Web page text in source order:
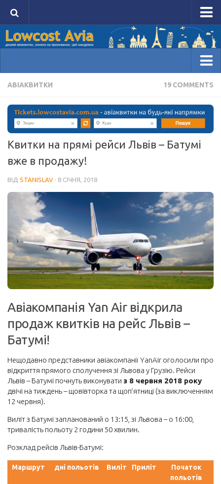
Головна сторінка Lowcost Avia
Блоги
Домівка
Авіаквитки
Авіаквитки лоукостів kiwi.com
Акції на авіаквитки
Проживання
Порівняти ціни на HotelsCombined
Забронювати на Booking.com
Корисне
Візи та безвіз
Інше
Блоги мандрівників
Новини
Автобуси
Поїзди
Про сайт
Забронювати
Авіаквитки на будь-який напрямок
Авіаквитки лоукостів
Автобусні квитки
АВІАКВИТКИ 19 COMMENTS
Квитки на прямі рейси Львів – Батумі
вже в продажу!
ВІД STANISLAV · 8 СІЧНЯ, 2018
Авіакомпанія Yan Air відкрила
продаж квитків на рейс Львів –
Батумі!
Нещодавно представники авіакомпанії YanAir оголосили про
відкриття прямого сполучення зі Львова у Грузію. Рейси
Львів – Батумі почнуть виконувати з 8 червня 2018 року
двічі на тиждень – щовівторка та щоп’ятниці (за виключенням
12 червня).
Виліт з Батумі запланований о 13:15, зі Львова – о 16:00,
тривалість польоту 2 години 50 хвилин.
Розклад рейсів Львів-Батумі:
Маршрут дні польотів Виліт Приліт
Початок
польотів